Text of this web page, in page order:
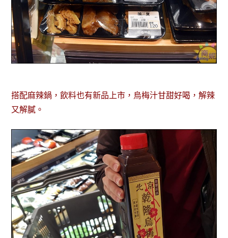
搭配麻辣鍋，飲料也有新品上市，烏梅汁甘甜好喝，解辣
又解膩。